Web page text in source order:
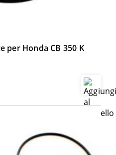
per Honda CB 350 K